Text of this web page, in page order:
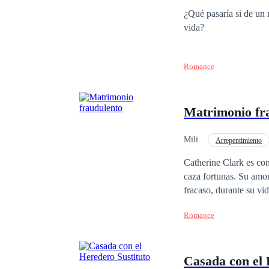
¿Qué pasaría si de un
vida?
Romance
Matrimonio
Mili Arrepentimiento
Catherine Clark es
caza fortunas. Su
fracaso, durante su
a la hermana gemela
repentinamente
Romance
Casada con